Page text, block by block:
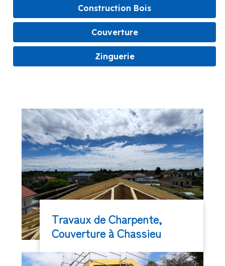
Construction Bois
Couverture
Zinguerie
Travaux de Charpente,
Couverture à Chassieu